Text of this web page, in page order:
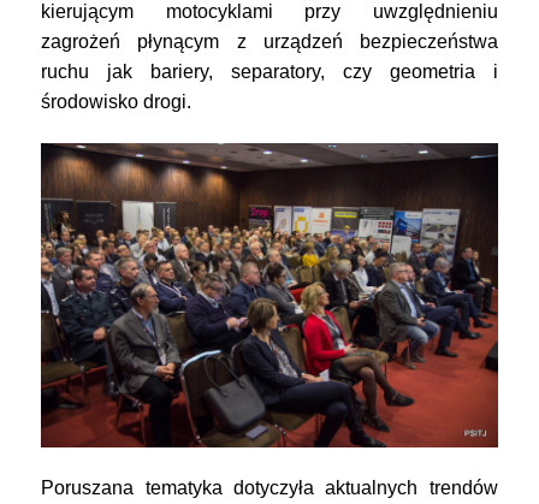
kierującym motocyklami przy uwzględnieniu
zagrożeń płynącym z urządzeń bezpieczeństwa
ruchu jak bariery, separatory, czy geometria i
środowisko drogi.
Poruszana tematyka dotyczyła aktualnych trendów